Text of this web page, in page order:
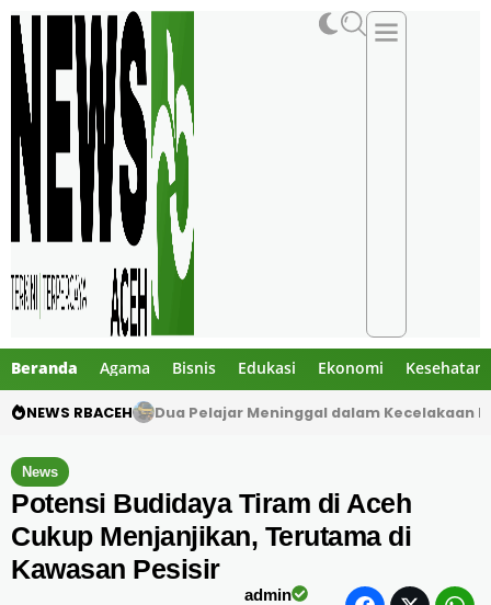
Beranda Agama Bisnis Edukasi Ekonomi Kesehatan
NEWS RBACEH Gibran Tegur Kadisdik Bireuen, Temukan 1
News
Potensi Budidaya Tiram di Aceh
Cukup Menjanjikan, Terutama di
Kawasan Pesisir
admin